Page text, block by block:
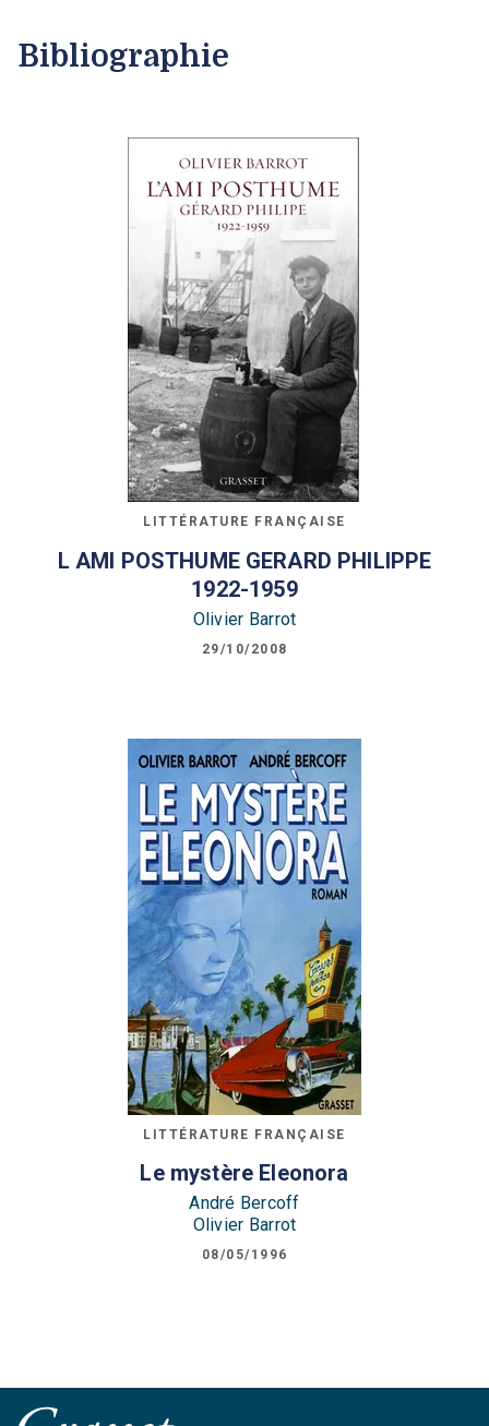
Bibliographie
LITTÉRATURE FRANÇAISE
L AMI POSTHUME GERARD PHILIPPE
1922-1959
Olivier Barrot
29/10/2008
LITTÉRATURE FRANÇAISE
Le mystère Eleonora
André Bercoff
Olivier Barrot
08/05/1996